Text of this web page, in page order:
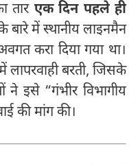
तार एक दिन पहले ही
बारे में स्थानीय लाइनमैन
करा दिया गया था।
बरती, जिसके
ने इसे “गंभीर विभागीय
की मांग की।